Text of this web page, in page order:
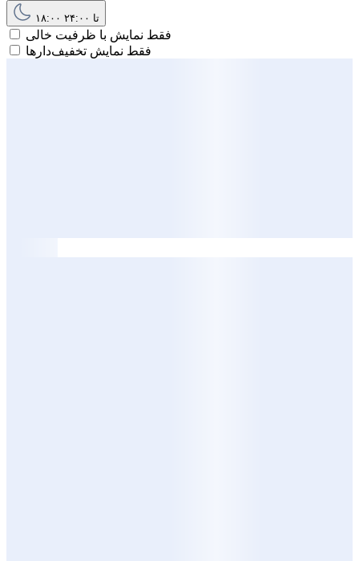
۱۸:۰۰ تا ۲۴:۰۰
فقط نمایش با ظرفیت خالی
فقط نمایش تخفیف‌دارها